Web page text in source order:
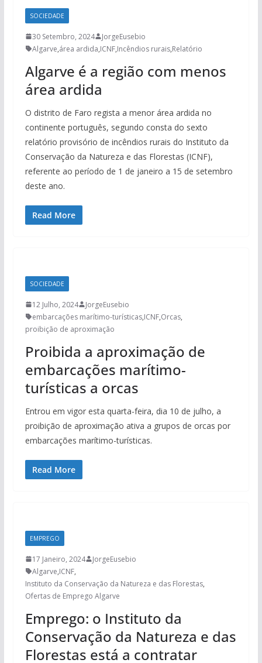
SOCIEDADE
30 Setembro, 2024
JorgeEusebio
Algarve,área ardida,ICNF,Incêndios rurais,Relatório
Algarve é a região com menos
área ardida
O distrito de Faro regista a menor área ardida no
continente português, segundo consta do sexto
relatório provisório de incêndios rurais do Instituto da
Conservação da Natureza e das Florestas (ICNF),
referente ao período de 1 de janeiro a 15 de setembro
deste ano.
Read More
SOCIEDADE
12 Julho, 2024
JorgeEusebio
embarcações marítimo-turísticas,ICNF,Orcas,
proibição de aproximação
Proibida a aproximação de
embarcações marítimo-
turísticas a orcas
Entrou em vigor esta quarta-feira, dia 10 de julho, a
proibição de aproximação ativa a grupos de orcas por
embarcações marítimo-turísticas.
Read More
EMPREGO
17 Janeiro, 2024
JorgeEusebio
Algarve,ICNF,
Instituto da Conservação da Natureza e das Florestas,
Ofertas de Emprego Algarve
Emprego: o Instituto da
Conservação da Natureza e das
Florestas está a contratar